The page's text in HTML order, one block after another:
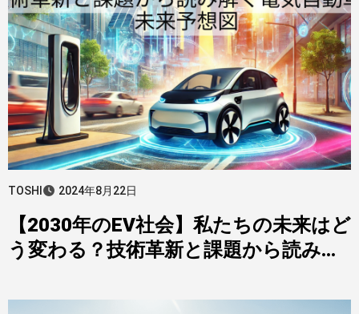
TOSHI 2024年8月22日
【2030年のEV社会】私たちの未来はど
う変わる？技術革新と課題から読み解